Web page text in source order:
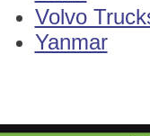
Volvo
Yanmar